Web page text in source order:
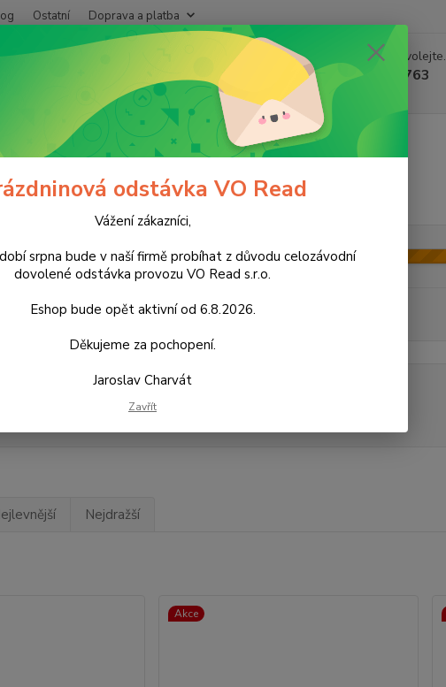
Ostatní Doprava a platba
Nevíte si rady? Zavolejte.
+420 602 388 763
Po - Pá 8 - 14h
potřeby Pro psy
Kč Od
Novinka
Nejdražší
Akce
odstávka VO Read
Vážení zákazníci,
bude v naší firmě probíhat z důvodu celozávodní
dovolené odstávka provozu VO Read s.r.o.
Eshop bude opět aktivní od 6.8.2026.
Děkujeme za pochopení.
Jaroslav Charvát
Zavřít